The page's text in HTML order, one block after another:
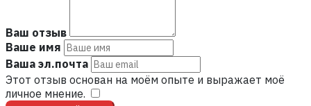
Ваш отзыв
Ваше имя
Ваша эл.почта
Этот отзыв основан на моём опыте и выражает моё
личное мнение.